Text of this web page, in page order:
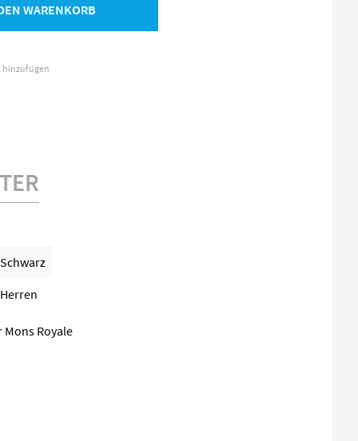
WARENKORB
hinzufügen
Schwarz
Herren
Royale